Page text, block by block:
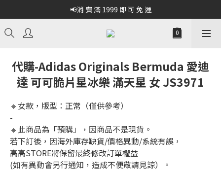
📢消 費 滿 1999 即 可 免 運
代購-Adidas Originals Bermuda 愛迪
達 可可脆片星冰樂 滿天星 女 JS3971
🔸女款，版型：正常（僅供參考）
-
🔸此商品為「預購」，因商品不是現貨。
若下訂後，因海外庫存缺貨/價格異動/系統有誤，
高高STORE將保留最終修改訂單權益
(如有異動會另行通知，造成不便敬請見諒）。